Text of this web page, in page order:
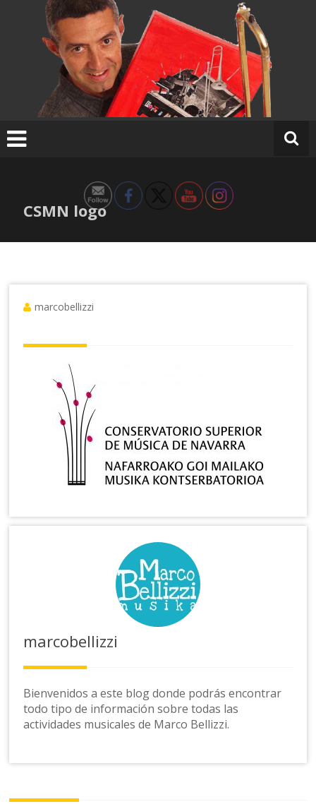
contenido
CSMN logo
marcobellizzi
marcobellizzi
Bienvenidos a este blog donde podrás encontrar
todo tipo de información sobre todas las
actividades musicales de Marco Bellizzi.